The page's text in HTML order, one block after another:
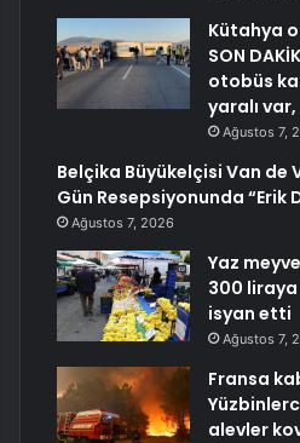
Kütahya
SON
otobüs
yaralı var,
Ağustos 7,
Belçika Büyükelçisi Van de
Gün Resepsiyonunda “Erik
Ağustos 7, 2026
Yaz
300 liraya
isyan etti
Ağustos 7,
Fransa
alevler